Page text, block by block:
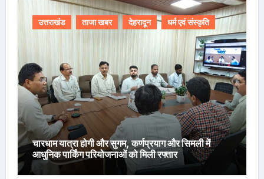
उत्तराखंड ताजा खबर देहरादून धर्म एवं संस्कृति
चारधाम यात्रा होगी और सुगम, कर्णप्रयाग और सिमली में
आधुनिक पार्किंग परियोजनाओं को मिली रफ्तार